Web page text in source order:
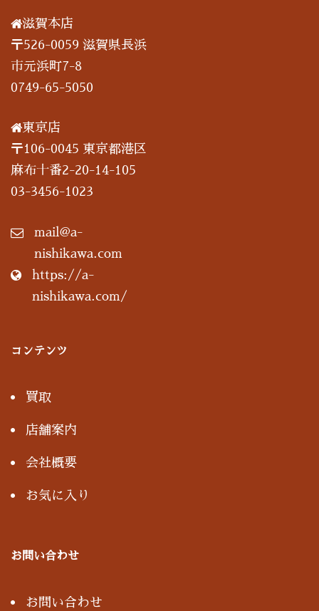
滋賀本店
〒526-0059 滋賀県長浜
市元浜町7-8
0749-65-5050
東京店
〒106-0045 東京都港区
麻布十番2-20-14-105
03-3456-1023
mail@a-
nishikawa.com
https://a-
nishikawa.com/
コンテンツ
買取
店舗案内
会社概要
お気に入り
お問い合わせ
お問い合わせ